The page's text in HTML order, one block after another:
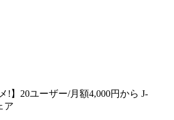
!】20ユーザー/月額4,000円から J-
ア